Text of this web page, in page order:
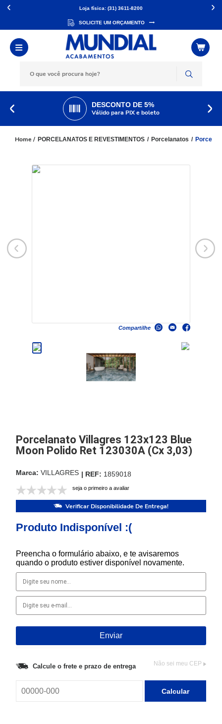
Loja física: (31) 3611-8200
SOLICITE UM ORÇAMENTO
DESCONTO DE 5%
Válido para PIX e boleto
PORCELANATOS E REVESTIMENTOS Porcelanatos
Compartilhe
Porcelanato Villagres 123x123 Blue
Moon Polido Ret 123030A (Cx 3,03)
VILLAGRES 1859018
seja o primeiro a avaliar
Verificar Disponibilidade De Entrega!
Produto Indisponível :(
Preencha o formulário abaixo, e te avisaremos
quando o produto estiver disponível novamente.
Calcule o frete e prazo de entrega Não sei meu CEP
Calcular